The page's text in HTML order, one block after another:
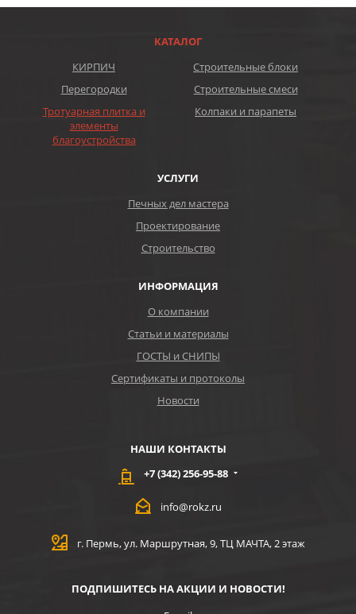
КАТАЛОГ
КИРПИЧ
Строительные блоки
Перегородки
Строительные смеси
Тротуарная плитка и
элементы
благоустройства
Колпаки и парапеты
УСЛУГИ
Печных дел мастера
Проектирование
Строительство
ИНФОРМАЦИЯ
О компании
Статьи и материалы
ГОСТЫ и СНИПЫ
Сертификаты и протоколы
Новости
НАШИ КОНТАКТЫ
+7 (342) 256-95-88
info@rokz.ru
г. Пермь, ул. Маршрутная, 9, ТЦ МАЧТА, 2 этаж
ПОДПИШИТЕСЬ НА АКЦИИ И НОВОСТИ!